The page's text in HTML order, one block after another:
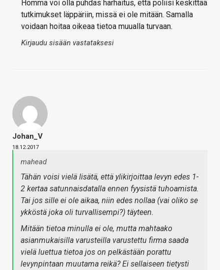
Homma voi olla puhdas harhaitus, että poliisi keskittää
tutkimukset läppäriin, missä ei ole mitään. Samalla
voidaan hoitaa oikeaa tietoa muualla turvaan.
Kirjaudu sisään vastataksesi
Johan_V
18.12.2017
mahead
Tähän voisi vielä lisätä, että ylikirjoittaa levyn edes 1-
2 kertaa satunnaisdatalla ennen fyysistä tuhoamista.
Tai jos sille ei ole aikaa, niin edes nollaa (vai oliko se
ykköstä joka oli turvallisempi?) täyteen.
Mitään tietoa minulla ei ole, mutta mahtaako
asianmukaisilla varusteilla varustettu firma saada
vielä luettua tietoa jos on pelkästään porattu
levynpintaan muutama reikä? Ei sellaiseen tietysti